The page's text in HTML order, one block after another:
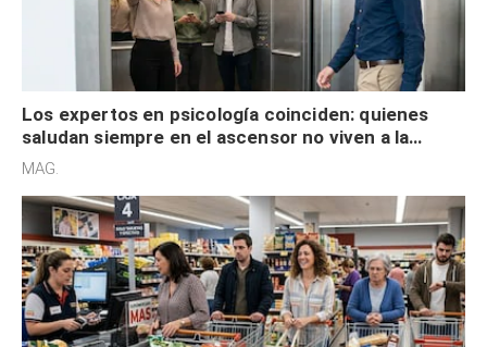
Los expertos en psicología coinciden: quienes
saludan siempre en el ascensor no viven a la
defensiva y tienen apertura social
MAG.